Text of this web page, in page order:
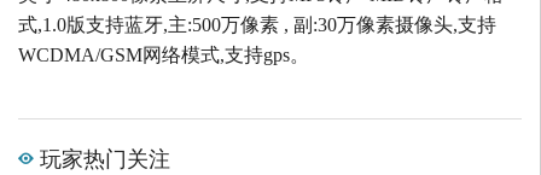
式,1.0版支持蓝牙,主:500万像素 , 副:30万像素摄像头,支持
WCDMA/GSM网络模式,支持gps。
玩家热门关注